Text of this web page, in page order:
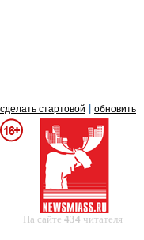
сделать стартовой обновить
На сайте434 читателя